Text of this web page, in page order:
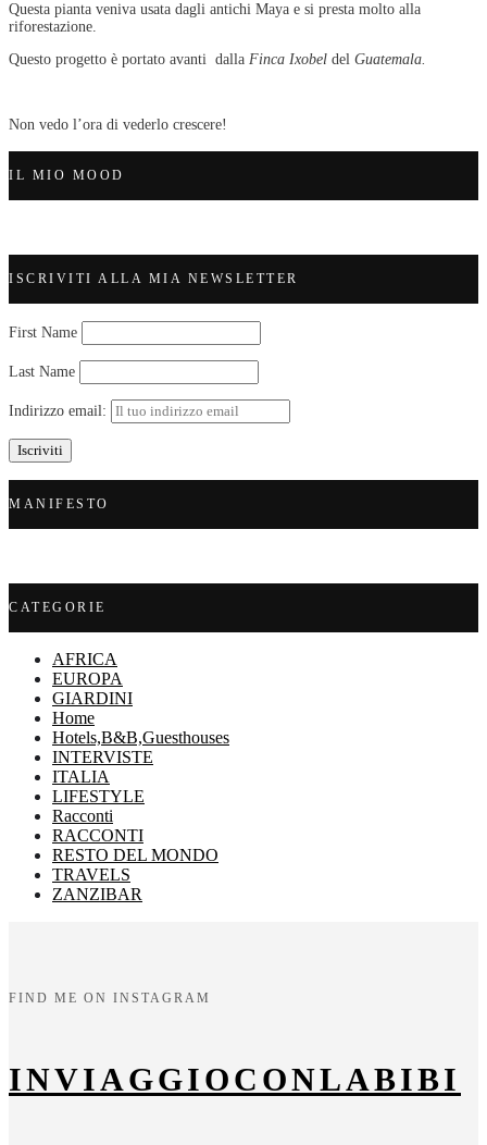
Questa pianta veniva usata dagli antichi Maya e si presta molto alla
riforestazione.
Questo progetto è portato avanti dalla Finca Ixobel del Guatemala.
Non vedo l’ora di vederlo crescere!
IL MIO MOOD
ISCRIVITI ALLA MIA NEWSLETTER
First Name
Last Name
Indirizzo email:
MANIFESTO
CATEGORIE
AFRICA
EUROPA
GIARDINI
Home
Hotels,B&B,Guesthouses
INTERVISTE
ITALIA
LIFESTYLE
Racconti
RACCONTI
RESTO DEL MONDO
TRAVELS
ZANZIBAR
FIND ME ON INSTAGRAM
INVIAGGIOCONLABIBI